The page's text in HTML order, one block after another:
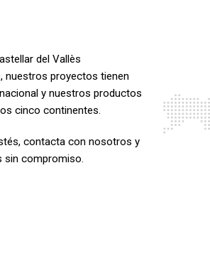
del Vallès
nuestros proyectos tienen
y nuestros productos
cinco continentes.
contacta con nosotros y
sin compromiso.